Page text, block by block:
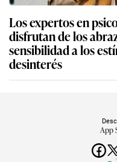
Los expertos en
disfrutan de los
sensibilidad a los
desinterés
App